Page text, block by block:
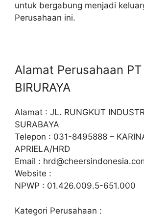
untuk bergabung menjadi
Perusahaan ini.
Alamat Perusahaan PT
BIRURAYA
Alamat : JL. RUNGKUT
SURABAYA
Telepon : 031-8495888 –
APRIELA/HRD
Email :
Website :
NPWP : 01.426.009.5-651.000
Kategori Perusahaan :